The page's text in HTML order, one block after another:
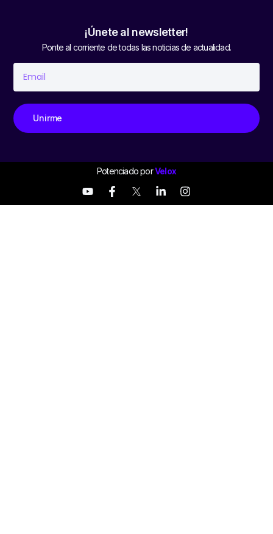
¡Únete al newsletter!
Ponte al corriente de todas las noticias de actualidad.
Unirme
Potenciado porVelox